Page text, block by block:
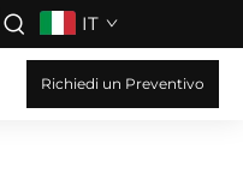
IT
Richiedi un Preventivo